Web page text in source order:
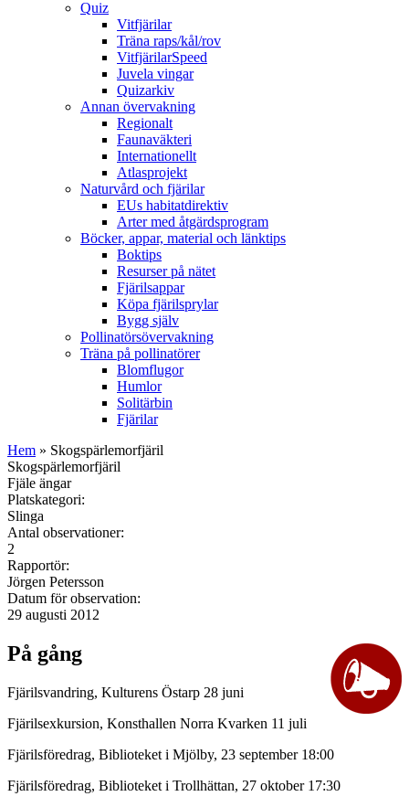
Quiz
Vitfjärilar
Träna raps/kål/rov
VitfjärilarSpeed
Juvela vingar
Quizarkiv
Annan övervakning
Regionalt
Faunaväkteri
Internationellt
Atlasprojekt
Naturvård och fjärilar
EUs habitatdirektiv
Arter med åtgärdsprogram
Böcker, appar, material och länktips
Boktips
Resurser på nätet
Fjärilsappar
Köpa fjärilsprylar
Bygg själv
Pollinatörsövervakning
Träna på pollinatörer
Blomflugor
Humlor
Solitärbin
Fjärilar
Hem » Skogspärlemorfjäril
Skogspärlemorfjäril
Fjäle ängar
Platskategori:
Slinga
Antal observationer:
2
Rapportör:
Jörgen Petersson
Datum för observation:
29 augusti 2012
På gång
Fjärilsvandring, Kulturens Östarp 28 juni
Fjärilsexkursion, Konsthallen Norra Kvarken 11 juli
Fjärilsföredrag, Biblioteket i Mjölby, 23 september 18:00
Fjärilsföredrag, Biblioteket i Trollhättan, 27 oktober 17:30